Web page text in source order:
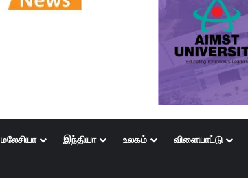
மலேசியா இந்தியா உலகம் விளையாட்டு